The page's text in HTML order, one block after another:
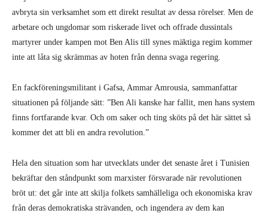
avbryta sin verksamhet som ett direkt resultat av dessa rörelser. Men de
arbetare och ungdomar som riskerade livet och offrade dussintals
martyrer under kampen mot Ben Alis till synes mäktiga regim kommer
inte att låta sig skrämmas av hoten från denna svaga regering.
En fackföreningsmilitant i Gafsa, Ammar Amrousia, sammanfattar
situationen på följande sätt: ”Ben Ali kanske har fallit, men hans system
finns fortfarande kvar. Och om saker och ting sköts på det här sättet så
kommer det att bli en andra revolution.”
Hela den situation som har utvecklats under det senaste året i Tunisien
bekräftar den ståndpunkt som marxister försvarade när revolutionen
bröt ut: det går inte att skilja folkets samhälleliga och ekonomiska krav
från deras demokratiska strävanden, och ingendera av dem kan